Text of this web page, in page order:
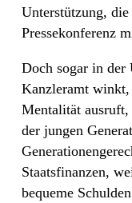
Unterstützung,
Pressekonferenz
Doch sogar in der
Kanzleramt
Mentalität
der jungen
Staatsfinanzen,
bequeme